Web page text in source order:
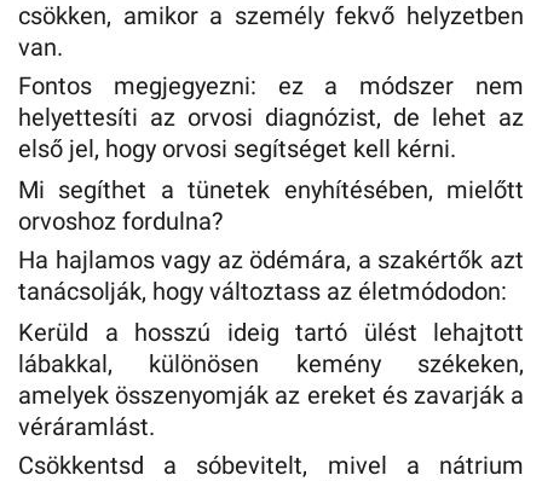
csökken, amikor a személy fekvő helyzetben
van.
Fontos megjegyezni: ez a módszer nem
helyettesíti az orvosi diagnózist, de lehet az
első jel, hogy orvosi segítséget kell kérni.
Mi segíthet a tünetek enyhítésében, mielőtt
orvoshoz fordulna?
Ha hajlamos vagy az ödémára, a szakértők azt
tanácsolják, hogy változtass az életmódodon:
Kerüld a hosszú ideig tartó ülést lehajtott
lábakkal, különösen kemény székeken,
amelyek összenyomják az ereket és zavarják a
véráramlást.
Csökkentsd a sóbevitelt, mivel a nátrium